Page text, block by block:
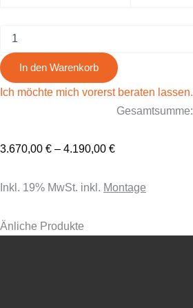
In den Warenkorb
Ich möchte mich vorerst beraten lassen.
Gesamtsumme:
3.670,00 € – 4.190,00 €
Inkl. 19% MwSt. inkl. Montage
Änliche Produkte